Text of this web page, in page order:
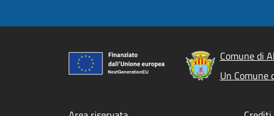
Comune di
Un Comune